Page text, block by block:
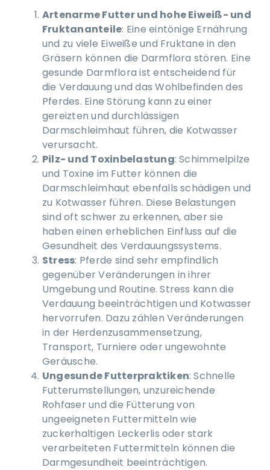
Artenarme Futter und hohe Eiweiß- und
Fruktananteile: Eine eintönige Ernährung
und zu viele Eiweiße und Fruktane in den
Gräsern können die Darmflora stören. Eine
gesunde Darmflora ist entscheidend für
die Verdauung und das Wohlbefinden des
Pferdes. Eine Störung kann zu einer
gereizten und durchlässigen
Darmschleimhaut führen, die Kotwasser
verursacht.
Pilz- und Toxinbelastung: Schimmelpilze
und Toxine im Futter können die
Darmschleimhaut ebenfalls schädigen und
zu Kotwasser führen. Diese Belastungen
sind oft schwer zu erkennen, aber sie
haben einen erheblichen Einfluss auf die
Gesundheit des Verdauungssystems.
Stress: Pferde sind sehr empfindlich
gegenüber Veränderungen in ihrer
Umgebung und Routine. Stress kann die
Verdauung beeinträchtigen und Kotwasser
hervorrufen. Dazu zählen Veränderungen
in der Herdenzusammensetzung,
Transport, Turniere oder ungewohnte
Geräusche.
Ungesunde Futterpraktiken: Schnelle
Futterumstellungen, unzureichende
Rohfaser und die Fütterung von
ungeeigneten Futtermitteln wie
zuckerhaltigen Leckerlis oder stark
verarbeiteten Futtermitteln können die
Darmgesundheit beeinträchtigen.